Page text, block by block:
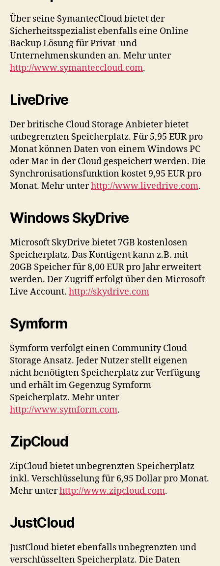
Über seine SymantecCloud bietet der
Sicherheitsspezialist ebenfalls eine Online
Backup Lösung für Privat- und
Unternehmenskunden an. Mehr unter
http://www.symanteccloud.com.
LiveDrive
Der britische Cloud Storage Anbieter bietet
unbegrenzten Speicherplatz. Für 5,95 EUR pro
Monat können Daten von einem Windows PC
oder Mac in der Cloud gespeichert werden. Die
Synchronisationsfunktion kostet 9,95 EUR pro
Monat. Mehr unterhttp://www.livedrive.com.
Windows SkyDrive
Microsoft SkyDrive bietet 7GB kostenlosen
Speicherplatz. Das Kontigent kann z.B. mit
20GB Speicher für 8,00 EUR pro Jahr erweitert
werden. Der Zugriff erfolgt über den Microsoft
Live Account. http://skydrive.com
Symform
Symform verfolgt einen Community Cloud
Storage Ansatz. Jeder Nutzer stellt eigenen
nicht benötigten Speicherplatz zur Verfügung
und erhält im Gegenzug Symform
Speicherplatz. Mehr unter
http://www.symform.com.
ZipCloud
ZipCloud bietet unbegrenzten Speicherplatz
inkl. Verschlüsselung für 6,95 Dollar pro Monat.
Mehr unterhttp://www.zipcloud.com.
JustCloud
JustCloud bietet ebenfalls unbegrenzten und
verschlüsselten Speicherplatz. Die Daten